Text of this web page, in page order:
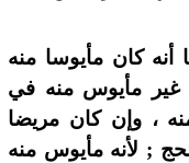
أنه كان مأيوسا منه
غير مأيوس منه في
، وإن كان مريضا
; لأنه مأيوس منه